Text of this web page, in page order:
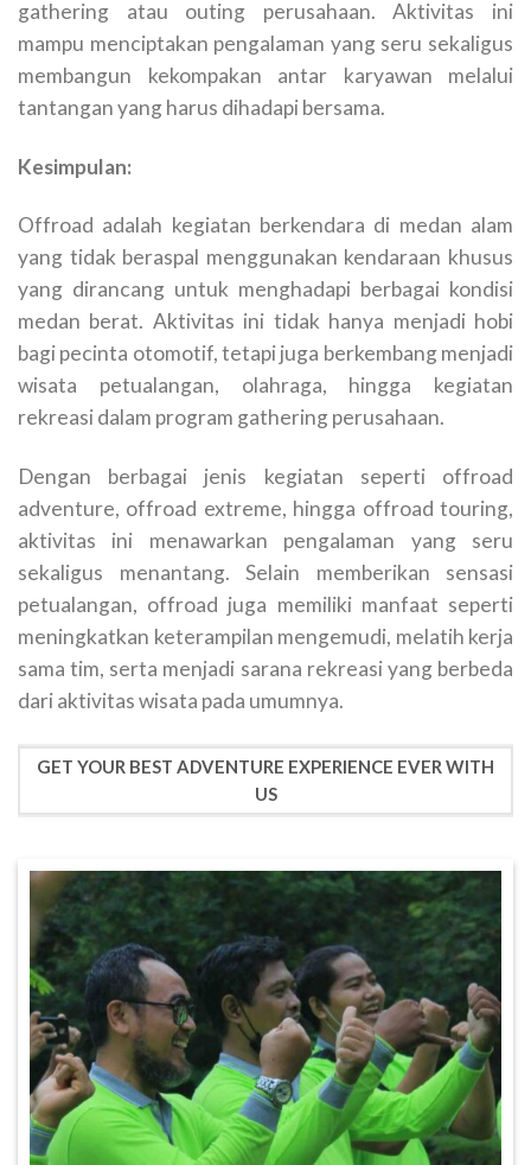
gathering atau outing perusahaan. Aktivitas ini
mampu menciptakan pengalaman yang seru sekaligus
membangun kekompakan antar karyawan melalui
tantangan yang harus dihadapi bersama.
Kesimpulan:
Offroad adalah kegiatan berkendara di medan alam
yang tidak beraspal menggunakan kendaraan khusus
yang dirancang untuk menghadapi berbagai kondisi
medan berat. Aktivitas ini tidak hanya menjadi hobi
bagi pecinta otomotif, tetapi juga berkembang menjadi
wisata petualangan, olahraga, hingga kegiatan
rekreasi dalam program gathering perusahaan.
Dengan berbagai jenis kegiatan seperti offroad
adventure, offroad extreme, hingga offroad touring,
aktivitas ini menawarkan pengalaman yang seru
sekaligus menantang. Selain memberikan sensasi
petualangan, offroad juga memiliki manfaat seperti
meningkatkan keterampilan mengemudi, melatih kerja
sama tim, serta menjadi sarana rekreasi yang berbeda
dari aktivitas wisata pada umumnya.
GET YOUR BEST ADVENTURE EXPERIENCE EVER WITH
US